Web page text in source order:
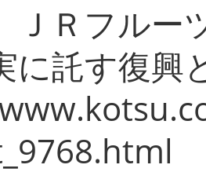
Ｒフルー
に託す復興